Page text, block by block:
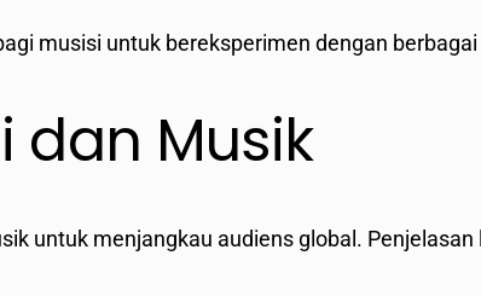
musisi untuk bereksperimen dengan
dan Musik
untuk menjangkau audiens global.